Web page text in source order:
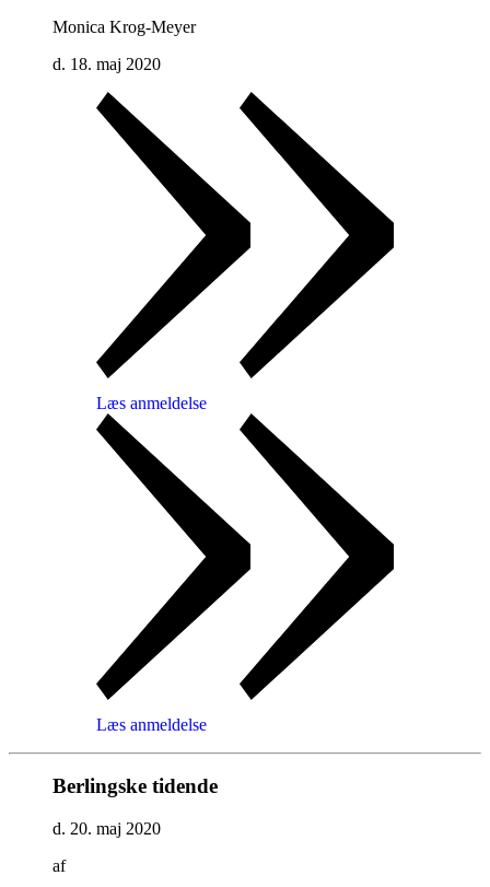
Monica Krog-Meyer
d. 18. maj 2020
Læs anmeldelse
Læs anmeldelse
Berlingske tidende
d. 20. maj 2020
af